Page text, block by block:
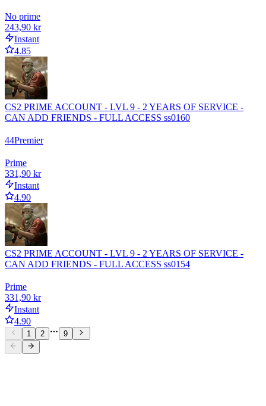
No prime
243,90 kr
Instant
4.85
CS2 PRIME ACCOUNT - LVL 9 - 2 YEARS OF SERVICE -
CAN ADD FRIENDS - FULL ACCESS ss0160
44Premier
Prime
331,90 kr
Instant
4.90
CS2 PRIME ACCOUNT - LVL 9 - 2 YEARS OF SERVICE -
CAN ADD FRIENDS - FULL ACCESS ss0154
Prime
331,90 kr
Instant
4.90
1 2 9